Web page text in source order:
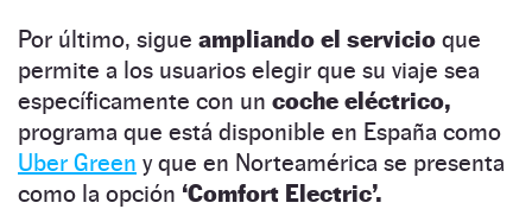
Por último, sigue ampliando el servicio que
permite a los usuarios elegir que su viaje sea
específicamente con un coche eléctrico,
programa que está disponible en España como
Uber Green y que en Norteamérica se presenta
como la opción ‘Comfort Electric’.